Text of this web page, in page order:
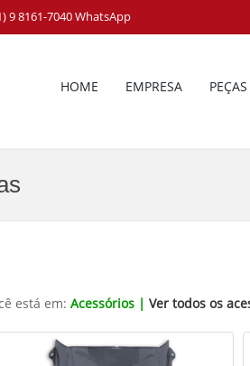
9 8161-7040 WhatsApp
HOME EMPRESA PEÇAS
está em: Acessórios | Ver todos os